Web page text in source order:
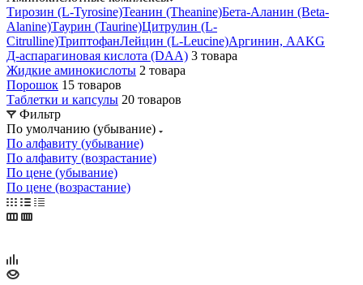
Тирозин (L-Tyrosine)Теанин (Theanine)Бета-Аланин (Beta-
Alanine)Таурин (Taurine)Цитрулин (L-
Citrulline)ТриптофанЛейцин (L-Leucine)Аргинин, AAKG
Д-аспарагиновая кислота (DAA) 3 товара
Жидкие аминокислоты 2 товара
Порошок 15 товаров
Таблетки и капсулы 20 товаров
Фильтр
По умолчанию (убывание)
По алфавиту (убывание)
По алфавиту (возрастание)
По цене (убывание)
По цене (возрастание)